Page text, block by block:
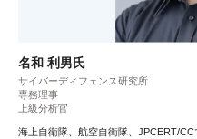
名和 利男氏
サイバーディフェンス研究所
専務理事
上級分析官
海上自衛隊、航空自衛隊、JPCERT/